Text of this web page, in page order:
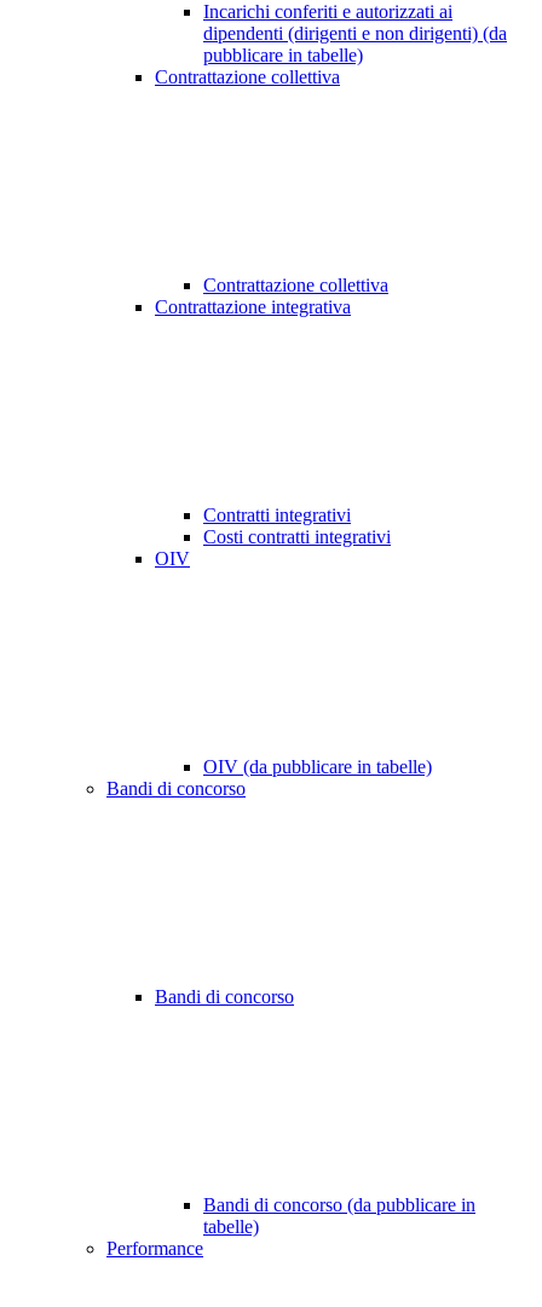
Incarichi conferiti e autorizzati ai
dipendenti (dirigenti e non dirigenti) (da
pubblicare in tabelle)
Contrattazione collettiva
Contrattazione collettiva
Contrattazione integrativa
Contratti integrativi
Costi contratti integrativi
OIV
OIV (da pubblicare in tabelle)
Bandi di concorso
Bandi di concorso
Bandi di concorso (da pubblicare in
tabelle)
Performance